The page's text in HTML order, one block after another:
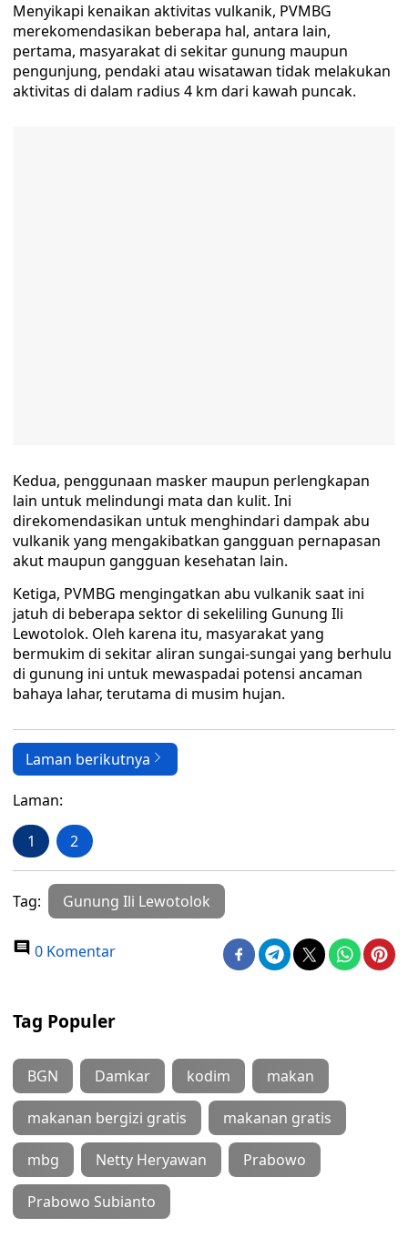
Menyikapi kenaikan aktivitas vulkanik, PVMBG
merekomendasikan beberapa hal, antara lain,
pertama, masyarakat di sekitar gunung maupun
pengunjung, pendaki atau wisatawan tidak melakukan
aktivitas di dalam radius 4 km dari kawah puncak.
Kedua, penggunaan masker maupun perlengkapan
lain untuk melindungi mata dan kulit. Ini
direkomendasikan untuk menghindari dampak abu
vulkanik yang mengakibatkan gangguan pernapasan
akut maupun gangguan kesehatan lain.
Ketiga, PVMBG mengingatkan abu vulkanik saat ini
jatuh di beberapa sektor di sekeliling Gunung Ili
Lewotolok. Oleh karena itu, masyarakat yang
bermukim di sekitar aliran sungai-sungai yang berhulu
di gunung ini untuk mewaspadai potensi ancaman
bahaya lahar, terutama di musim hujan.
Laman berikutnya
Laman:
1 2
Tag: Gunung Ili Lewotolok
0 Komentar
Tag Populer
BGN Damkar kodim makan
makanan bergizi gratis makanan gratis
mbg Netty Heryawan Prabowo
Prabowo Subianto